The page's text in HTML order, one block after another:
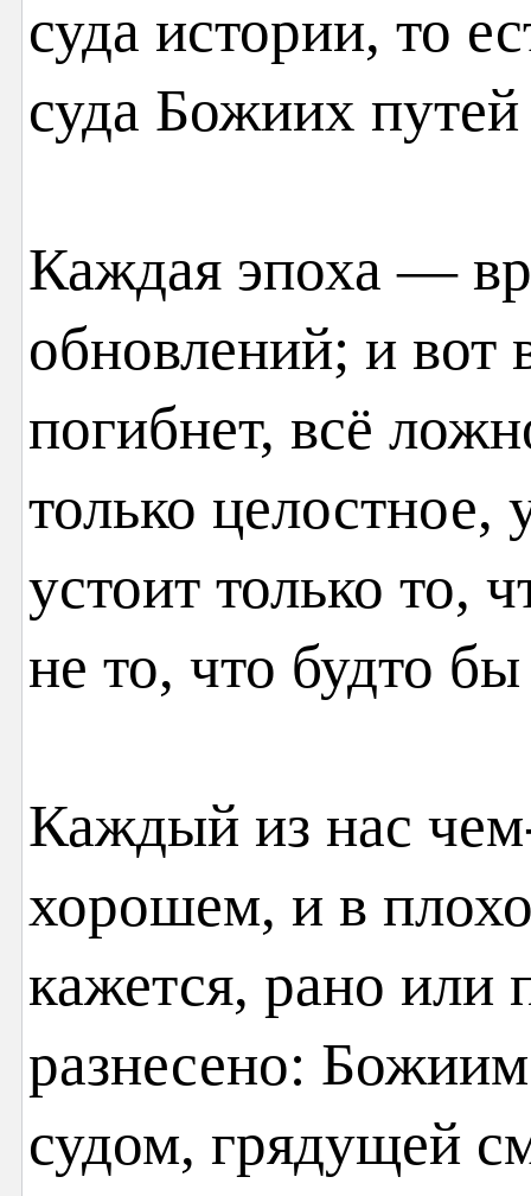
суда истории, то
суда Божиих
Каждая эпоха —
обновлений; и
погибнет, всё
только целостное,
устоит только то,
не то, что будто
Каждый из нас
хорошем, и в
кажется, рано или
разнесено:
судом, грядущей